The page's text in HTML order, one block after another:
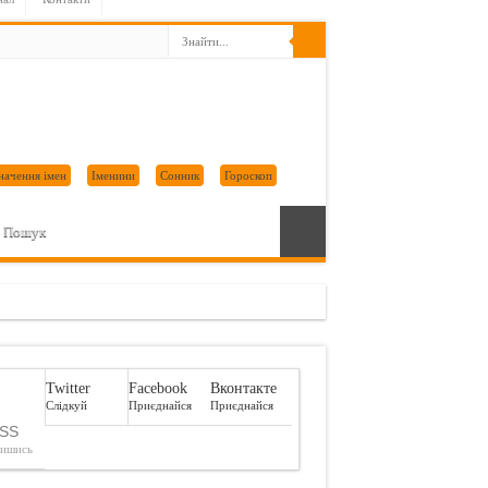
Гороскоп
Сонник
Іменини
імен
Пошук
Twitter
Слідкуй
Facebook
Приєднайся
Вконтакте
Приєднайся